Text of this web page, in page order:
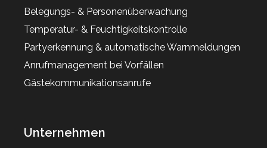
Belegungs- & Personenüberwachung
Temperatur- & Feuchtigkeitskontrolle
Partyerkennung & automatische Warnmeldungen
Anrufmanagement bei Vorfällen
Gästekommunikationsanrufe
Unternehmen